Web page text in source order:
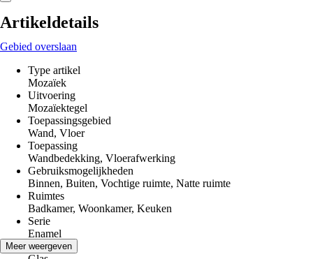
Artikeldetails
Gebied overslaan
Type artikel
Mozaïek
Uitvoering
Mozaïektegel
Toepassingsgebied
Wand, Vloer
Toepassing
Wandbedekking, Vloerafwerking
Gebruiksmogelijkheden
Binnen, Buiten, Vochtige ruimte, Natte ruimte
Ruimtes
Badkamer, Woonkamer, Keuken
Serie
Enamel
Materiaal
Meer weergeven